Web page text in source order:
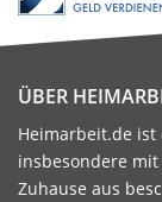
ÜBER
Heimarbeit.de
insbesondere
Zuhause aus